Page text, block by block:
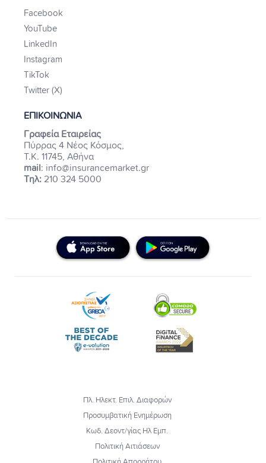
Facebook
YouTube
LinkedIn
Instagram
TikTok
Twitter (X)
ΕΠΙΚΟΙΝΩΝΙΑ
Γραφεία Εταιρείας
Πύρρας 4 Νέος Κόσμος,
Τ.Κ. 11745, Αθήνα
mail : info@insurancemarket.gr
Τηλ: 210 324 5000
Πλ. Ηλεκτ. Επιλ. Διαφορών
Προσυμβατική Ενημέρωση
Κωδ. Δεοντ/γίας Ηλ Εμπ.
Πολιτική Αιτιάσεων